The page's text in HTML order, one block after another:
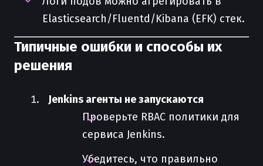
Elasticsearch/Fluentd/Kibana (EFK) стек.
Типичные ошибки и способы их
решения
Jenkins агенты не запускаются
Проверьте RBAC политики для
сервиса Jenkins.
Убедитесь, что правильно